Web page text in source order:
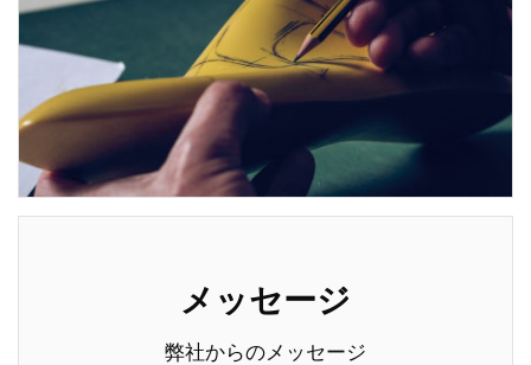
メッセージ
弊社からのメッセージ